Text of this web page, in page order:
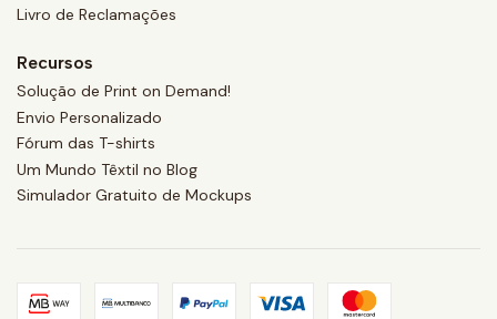
Livro de Reclamações
Recursos
Solução de Print on Demand!
Envio Personalizado
Fórum das T-shirts
Um Mundo Têxtil no Blog
Simulador Gratuito de Mockups